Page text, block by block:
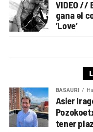
VIDEO //
gana el
‘Love’
BASAURI
Asier
tener